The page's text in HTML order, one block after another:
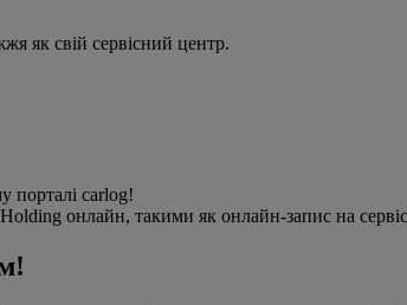
як свій сервісний центр.
порталі carlog!
онлайн, такими як онлайн-запис на